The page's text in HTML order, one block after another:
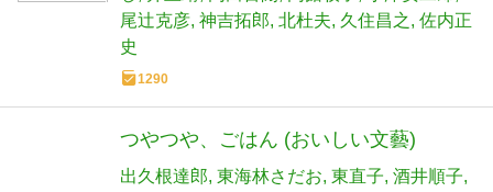
尾辻克彦 神吉拓郎 北杜夫 久住昌之 佐内正
史
1290
つやつや、ごはん (おいしい文藝)
出久根達郎 東海林さだお 東直子 酒井順子